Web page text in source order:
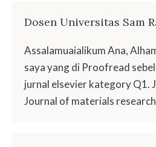
Dosen Universitas Sam
Assalamuaialikum Ana,
saya yang di Proofread
jurnal elsevier kategory Q1.
Journal of materials